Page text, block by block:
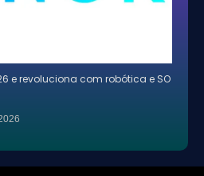
e revoluciona com robótica e SO